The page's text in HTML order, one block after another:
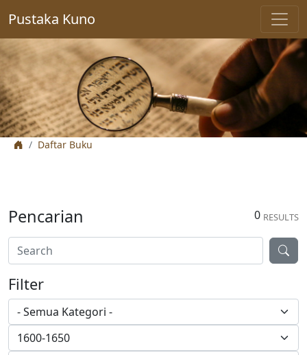
Pustaka Kuno
Daftar Buku
0 RESULTS
Pencarian
Filter